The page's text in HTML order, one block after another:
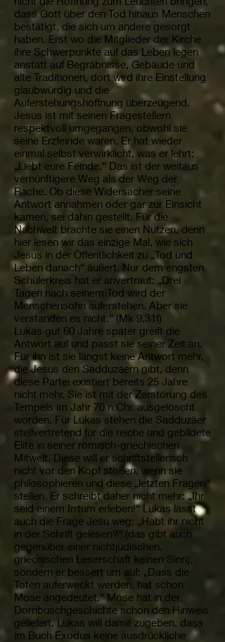
dass Gott über den Tod hinaus Menschen
bestätigt, die sich um andere gesorgt
haben. Erst wo die Mitglieder der Kirche
ihre Schwerpunkte auf das Leben legen
anstatt auf Begräbnisse, Gebäude und
alte Traditionen, dort wird ihre Einstellung
glaubwürdig und die
Auferstehungshoffnung überzeugend.
Jesus ist mit seinen Fragestellern
respektvoll umgegangen, obwohl sie
seine Erzfeinde waren. Er hat wieder
einmal selbst verwirklicht, was er lehrt:
„Liebt eure Feinde.“ Das ist der weitaus
vernünftigere Weg als der Weg der
Rache. Ob diese Widersacher seine
Antwort annahmen oder gar zur Einsicht
kamen, sei dahin gestellt. Für die
Nachwelt brachte sie einen Nutzen, denn
hier lesen wir das einzige Mal, wie sich
Jesus in der Öffentlichkeit zu „Tod und
Leben danach“ äußert. Nur dem engsten
Schülerkreis hat er anvertraut: „Drei
Tagen nach seinem Tod wird der
Menschensohn auferstehen. Aber sie
verstanden es nicht.“ (Mk 9,31f)
Lukas gut 60 Jahre später greift die
Antwort auf und passt sie seiner Zeit an.
Für ihn ist sie längst keine Antwort mehr,
die Jesus den Sadduzäern gibt, denn
diese Partei existiert bereits 25 Jahre
nicht mehr. Sie ist mit der Zerstörung des
Tempels im Jahr 70 n.Chr. ausgelöscht
worden. Für Lukas stehen die Sadduzäer
stellvertretend für die reiche und gebildete
Elite in seiner römisch-griechischen
Mitwelt. Diese will er schriftstellerisch
nicht vor den Kopf stoßen, wenn sie
philosophieren und diese „letzten Fragen“
stellen. Er schreibt daher nicht mehr: „Ihr
seid einem Irrtum erleben!“ Lukas lässt
auch die Frage Jesu weg: „Habt ihr nicht
in der Schrift gelesen?“ (das gibt auch
gegenüber einer nichtjüdischen,
griechischen Leserschaft keinen Sinn),
sondern er bessert um auf: „Dass die
Toten auferweckt werden, hat schon
Mose angedeutet.“ Mose hat in der
Dornbuschgeschichte schon den Hinweis
geliefert. Lukas will damit zugeben, dass
im Buch Exodus keine ausdrückliche